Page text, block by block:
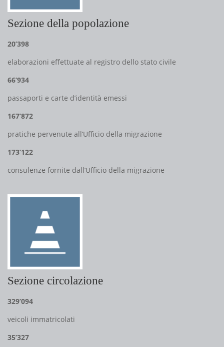
Sezione della popolazione
20’398
elaborazioni effettuate al registro dello stato civile
66’934
passaporti e carte d’identità emessi
167’872
pratiche pervenute all’Ufficio della migrazione
173’122
consulenze fornite dall’Ufficio della migrazione
Sezione circolazione
329’094
veicoli immatricolati
35’327